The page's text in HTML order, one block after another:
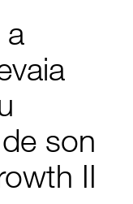
a
son
II